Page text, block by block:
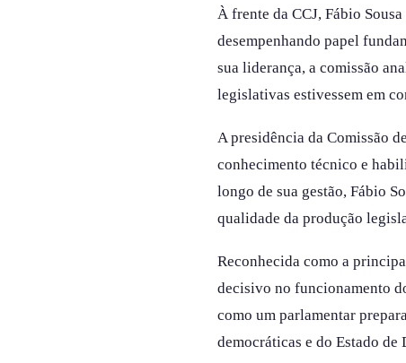
À frente da CCJ, Fábio
desempenhando papel
sua liderança, a comissão
legislativas estivessem em
A presidência da Comissão
conhecimento técnico e
longo de sua gestão, Fábio
qualidade da produção
Reconhecida como a
decisivo no funcionamento
como um parlamentar
democráticas e do Estado de